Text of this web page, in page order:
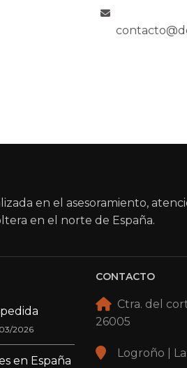
en el asesoramiento,
en el norte de España.
2026
en España
CONTACTO
Ctra. del
26005
Logroño | La